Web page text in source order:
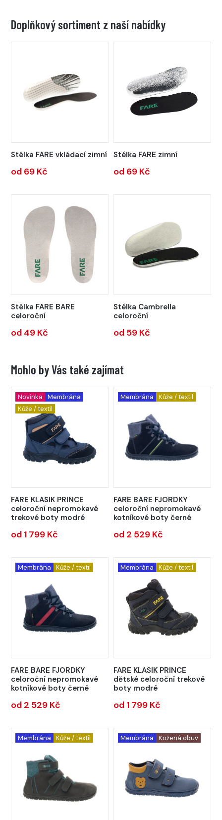
Doplňkový sortiment z naší nabídky
Stélka FARE vkládací zimní
od 69 Kč
Stélka FARE zimní
od 69 Kč
Stélka FARE BARE
celoroční
od 49 Kč
Stélka Cambrella
celoroční
od 59 Kč
Mohlo by Vás také zajímat
Novinka
Membrána
Kůže / textil
FARE KLASIK PRINCE
celoroční nepromokavé
trekové boty modré
od 1 799 Kč
Membrána Kůže / textil
FARE BARE FJORDKY
celoroční nepromokavé
kotníkové boty černé
od 2 529 Kč
Membrána Kůže / textil
FARE BARE FJORDKY
celoroční nepromokavé
kotníkové boty černé
od 2 529 Kč
Membrána Kůže / textil
FARE KLASIK PRINCE
dětské celoroční trekové
boty modré
od 1 799 Kč
Membrána Kůže / textil Membrána Kožená obuv